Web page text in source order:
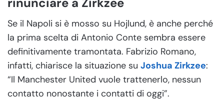
Se il Napoli si è mosso su Hojlund, è anche perché
la prima scelta di Antonio Conte sembra essere
definitivamente tramontata. Fabrizio Romano,
infatti, chiarisce la situazione su Joshua Zirkzee:
“Il Manchester United vuole trattenerlo, nessun
contatto nonostante i contatti di oggi”.